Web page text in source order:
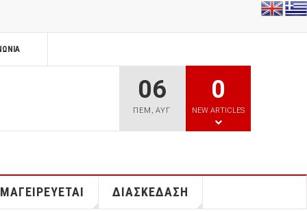
06
ΠΕΜ ,ΑΥΓ
0
NEW ARTICLES
ΔΙΑΣΚΕΔΑΣΗ